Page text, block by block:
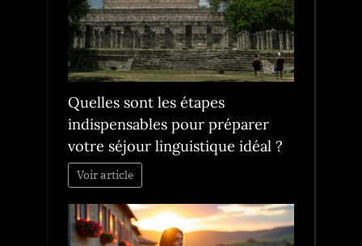
Quelles sont les étapes
indispensables pour préparer
votre séjour linguistique idéal ?
Voir article